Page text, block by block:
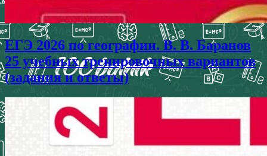
ЕГЭ 2026 по географии. В. В. Баранов
25 учебных тренировочных вариантов
(задания и ответы)